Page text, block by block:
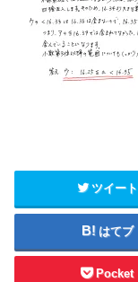
ツイート
はてブ
Pocket